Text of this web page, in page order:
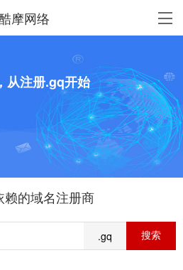
摩网络
从注册.gq开始
赖的域名注册商
.gq